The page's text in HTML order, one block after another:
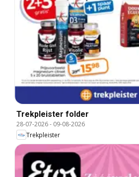
Trekpleister folder
28-07-2026- 09-08-2026
Trekpleister